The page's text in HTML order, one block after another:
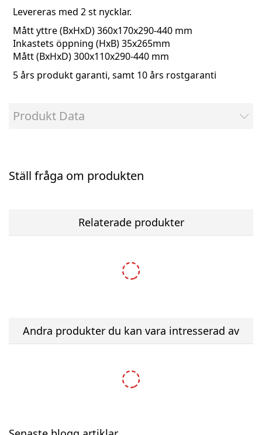
Levereras med 2 st nycklar.
Mått yttre (BxHxD) 360x170x290-440 mm
Inkastets öppning (HxB) 35x265mm
Mått (BxHxD) 300x110x290-440 mm
5 års produkt garanti, samt 10 års rostgaranti
Produkt Data
Ställ fråga om produkten
Relaterade produkter
Andra produkter du kan vara intresserad av